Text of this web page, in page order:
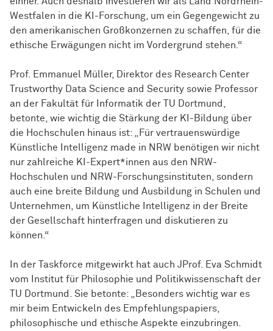
Westfalen in die KI-Forschung, um ein Gegengewicht zu
den amerikanischen Großkonzernen zu schaffen, für die
ethische Erwägungen nicht im Vordergrund stehen.“
Prof. Emmanuel Müller, Direktor des Research Center
Trustworthy Data Science and Security sowie Professor
an der Fakultät für Informatik der TU Dortmund,
betonte, wie wichtig die Stärkung der KI-Bildung über
die Hochschulen hinaus ist: „Für vertrauenswürdige
Künstliche Intelligenz made in NRW benötigen wir nicht
nur zahlreiche KI-Expert*innen aus den NRW-
Hochschulen und NRW-Forschungsinstituten, sondern
auch eine breite Bildung und Ausbildung in Schulen und
Unternehmen, um Künstliche Intelligenz in der Breite
der Gesellschaft hinterfragen und diskutieren zu
können.“
In der Taskforce mitgewirkt hat auch JProf. Eva Schmidt
vom Institut für Philosophie und Politikwissenschaft der
TU Dortmund. Sie betonte: „Besonders wichtig war es
mir beim Entwickeln des Empfehlungspapiers,
philosophische und ethische Aspekte einzubringen.